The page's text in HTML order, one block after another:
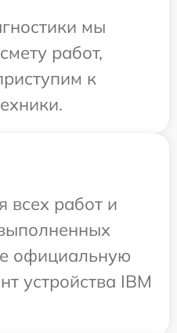
мы
работ,
к
всех работ и
официальную
устройства IBM